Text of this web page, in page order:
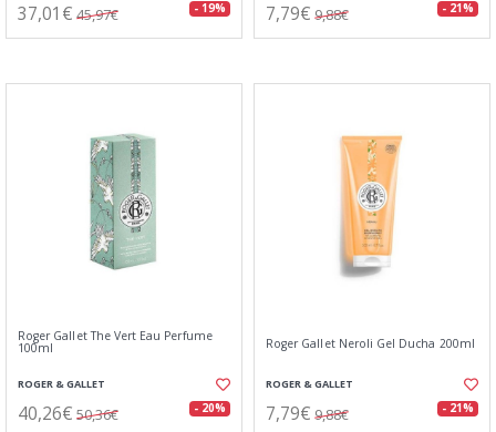
37,01€ 45,97€ - 19% 7,79€ 9,88€ - 21%
Roger Gallet The Vert Eau Perfume
100ml
ROGER & GALLET
40,26€ 50,36€ - 20%
Roger Gallet Neroli Gel Ducha 200ml
ROGER & GALLET
7,79€ 9,88€ - 21%